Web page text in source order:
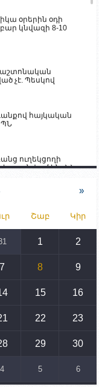
օրերին օդի
կնվազի 8-10
չէ. Պեսկով
հայկական
ՊՆ
ուղեկցողի
գտնվում են ՀՀ
ներքո
համար շահավետ
համար. իսպանացի
անձնակազմի
»
Շաբ Կիր
1 2
7 8 9
15 16
22 23
29 30
4 5 6